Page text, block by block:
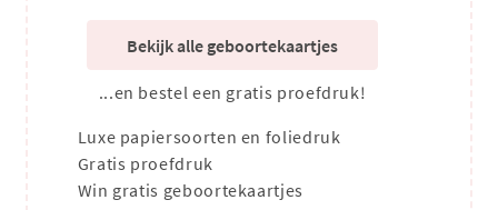
Bekijk alle geboortekaartjes
...en bestel een gratis proefdruk!
Luxe papiersoorten en foliedruk
Gratis proefdruk
Win gratis geboortekaartjes